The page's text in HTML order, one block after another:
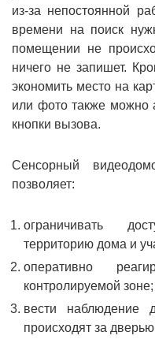
из-за непостоянной
времени на поиск
помещении не
ничего не запишет.
экономить место на
или фото также можно
кнопки вызова.
Сенсорный
позволяет:
ограничивать
территорию дома и
оперативно
контролируемой зоне;
вести наблюдение
происходят за